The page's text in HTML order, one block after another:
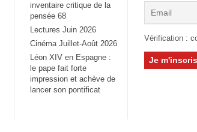
inventaire critique de la
pensée 68
Lectures Juin 2026
Cinéma Juillet-Août 2026
Léon XIV en Espagne :
le pape fait forte
impression et achève de
lancer son pontificat
Vérification :